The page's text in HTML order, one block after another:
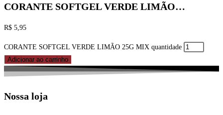
CORANTE SOFTGEL VERDE LIMÃO…
R$ 5,95
CORANTE SOFTGEL VERDE LIMÃO 25G MIX quantidade
Adicionar ao carrinho
Nossa loja